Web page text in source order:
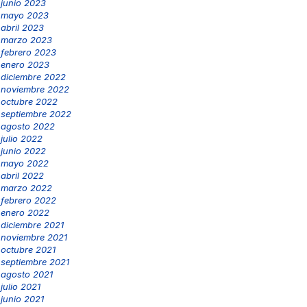
junio 2023
mayo 2023
abril 2023
marzo 2023
febrero 2023
enero 2023
diciembre 2022
noviembre 2022
octubre 2022
septiembre 2022
agosto 2022
julio 2022
junio 2022
mayo 2022
abril 2022
marzo 2022
febrero 2022
enero 2022
diciembre 2021
noviembre 2021
octubre 2021
septiembre 2021
agosto 2021
julio 2021
junio 2021